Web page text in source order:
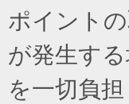
ポイント
が発生す
を一切負担